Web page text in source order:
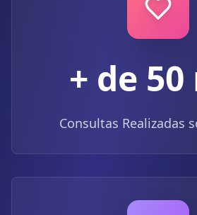
+ de 50
Consultas Realizadas